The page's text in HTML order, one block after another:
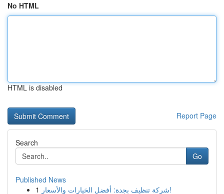
No HTML
HTML is disabled
Report Page
Search
Go
Published News
1
شركة تنظيف بجدة: أفضل الخيارات والأسعار!